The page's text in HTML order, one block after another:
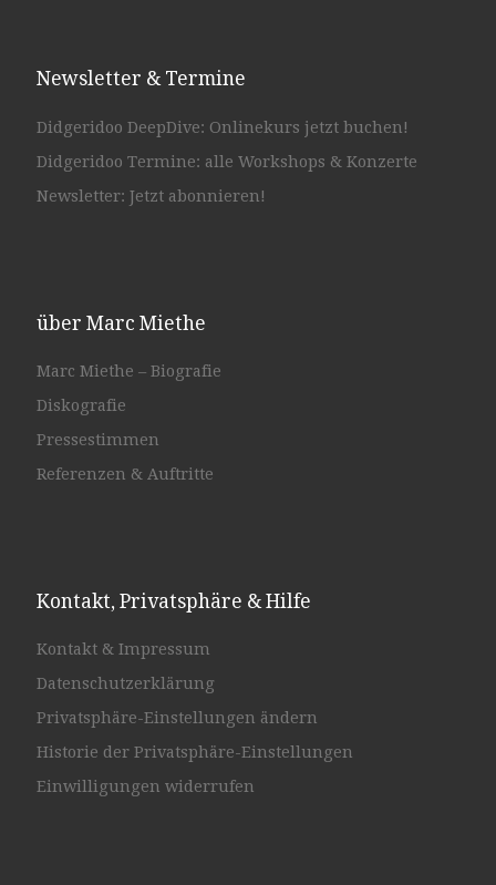
Newsletter & Termine
Didgeridoo DeepDive: Onlinekurs jetzt buchen!
Didgeridoo Termine: alle Workshops & Konzerte
Newsletter: Jetzt abonnieren!
über Marc Miethe
Marc Miethe – Biografie
Diskografie
Pressestimmen
Referenzen & Auftritte
Kontakt, Privatsphäre & Hilfe
Kontakt & Impressum
Datenschutzerklärung
Privatsphäre-Einstellungen ändern
Historie der Privatsphäre-Einstellungen
Einwilligungen widerrufen